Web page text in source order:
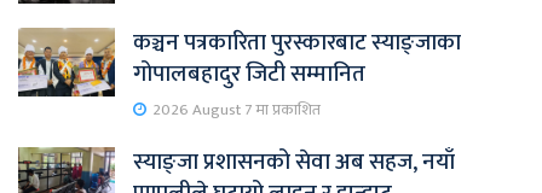
कञ्चन पत्रकारिता पुरस्कारबाट स्याङ्जाका
गोपालबहादुर जिटी सम्मानित
2026 August 7 मा प्रकाशित
स्याङ्जा प्रशासनको सेवा अब सहज, नयाँ